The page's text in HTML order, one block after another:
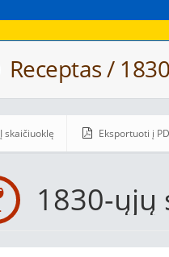
Receptas /
Į skaičiuoklę Eksportuoti į
1830-ųjų